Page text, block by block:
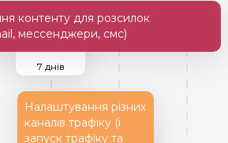
7 днів
контенту для розсилок
мессенджери, смс)
Налаштування різних
каналів трафіку (і
запуск трафіку та